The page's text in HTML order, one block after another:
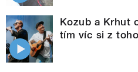
Kozub a Krhut
tím víc si z